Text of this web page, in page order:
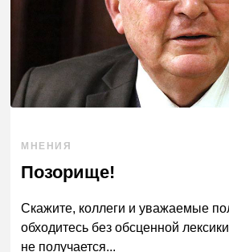
МНЕНИЯ
Позорище!
Скажите, коллеги и уважаемые
обходитесь без обсценной
не получается...